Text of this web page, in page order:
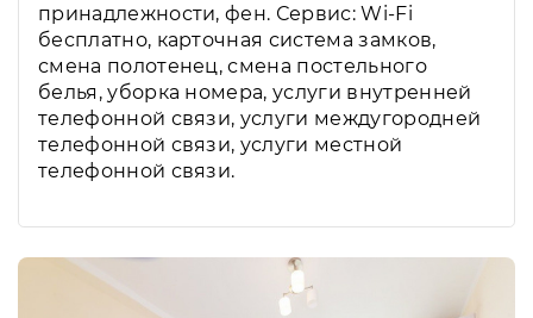
принадлежности, фен. Сервис: Wi-Fi
бесплатно, карточная система замков,
смена полотенец, смена постельного
белья, уборка номера, услуги внутренней
телефонной связи, услуги междугородней
телефонной связи, услуги местной
телефонной связи.